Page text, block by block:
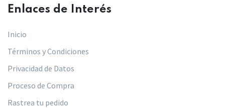
Enlaces de Interés​
Inicio
Términos y Condiciones
Privacidad de Datos
Proceso de Compra
Rastrea tu pedido